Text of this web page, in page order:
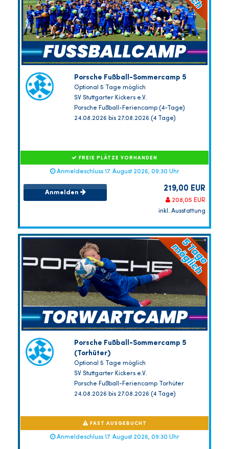
Porsche Fußball-Sommercamp 5
Optional 5 Tage möglich
SV Stuttgarter Kickers e.V.
Porsche Fußball-Feriencamp (4-Tage)
24.08.2026 bis 27.08.2026 (4 Tage)
FREIE PLÄTZE VORHANDEN
Anmeldeschluss 17. August 2026, 09:30 Uhr
Anmelden 219,00 EUR
208,05 EUR
inkl. Ausstattung
Porsche Fußball-Sommercamp 5
(Torhüter)
Optional 5 Tage möglich
SV Stuttgarter Kickers e.V.
Porsche Fußball-Feriencamp Torhüter
24.08.2026 bis 27.08.2026 (4 Tage)
FAST AUSGEBUCHT
Anmeldeschluss 17. August 2026, 09:30 Uhr